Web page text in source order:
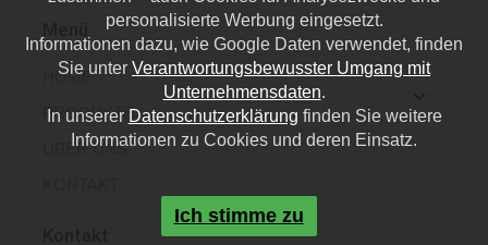
HOME
PRODUKTE
ÜBER UNS
personalisierte Werbung eingesetzt.
Informationen dazu, wie Google Daten verwendet, finden
Sie unter Verantwortungsbewusster Umgang mit
Unternehmensdaten.
In unserer Datenschutzerklärung finden Sie weitere
Informationen zu Cookies und deren Einsatz.
Ich stimme zu